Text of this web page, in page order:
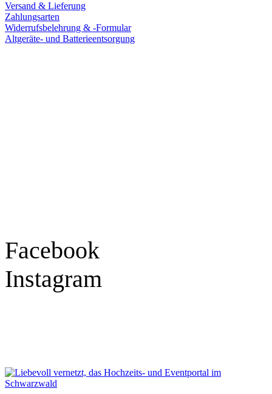
Versand & Lieferung
Zahlungsarten
Widerrufsbelehrung & -Formular
Altgeräte- und Batterieentsorgung
Facebook
Instagram